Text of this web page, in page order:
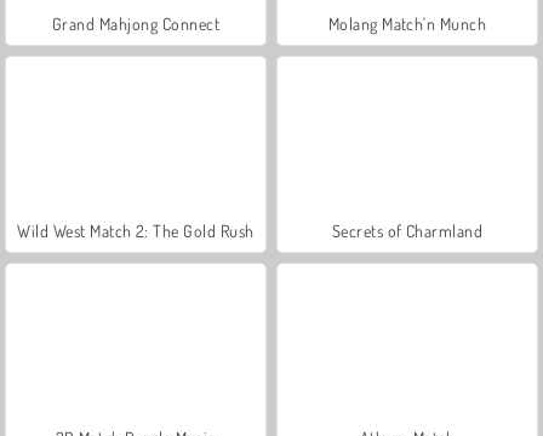
Grand Mahjong Connect Molang Match'n Munch
Wild West Match 2: The Gold Rush Secrets of Charmland